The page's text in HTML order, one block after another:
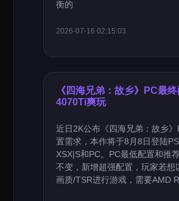
衡的
2026-07-16 02:15:03
《四海兄弟：故乡》PC最
4070Ti爽玩
近日2K公布《四海兄弟：故乡
置需求，本作将于8月8日登陆
XSX|S和PC。PC最低配置和推
不变，新增超强配置，玩家若想
画质/TSR进行游戏，需要AMD